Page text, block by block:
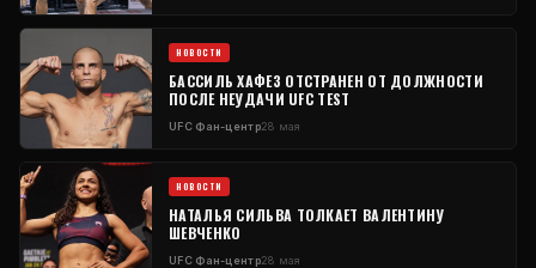
НОВОСТИ
БАССИЛЬ ХАФЕЗ ОТСТРАНЕН ОТ ДОЛЖНОСТИ
ПОСЛЕ НЕУДАЧИ UFC TEST
UFCФан-центр28 мая
НОВОСТИ
НАТАЛЬЯ СИЛЬВА ТОЛКАЕТ ВАЛЕНТИНУ
ШЕВЧЕНКО
UFCФан-центр28 мая